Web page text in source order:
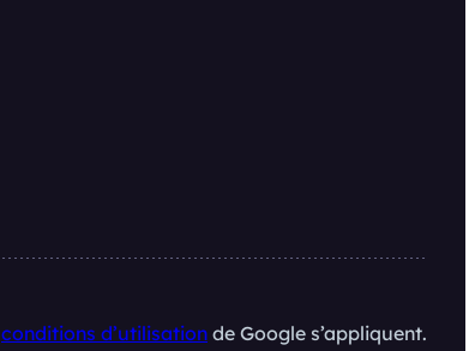
conditions d’utilisation de Google s’appliquent.